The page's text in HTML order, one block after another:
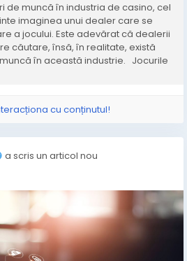
de muncă în industria de casino, cel
imaginea unui dealer care se
a jocului. Este adevărat că dealerii
căutare, însă, în realitate, există
în această industrie. Jocurile
cu conținutul!
a scris un articol nou